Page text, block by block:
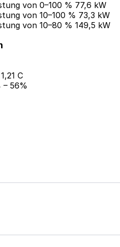
von 0–100 % 77,6 kW
von 10–100 % 73,3 kW
von 10–80 % 149,5 kW
1,21 C
– 56%